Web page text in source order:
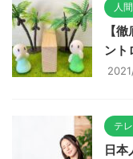
人
【
ント
テ
日本